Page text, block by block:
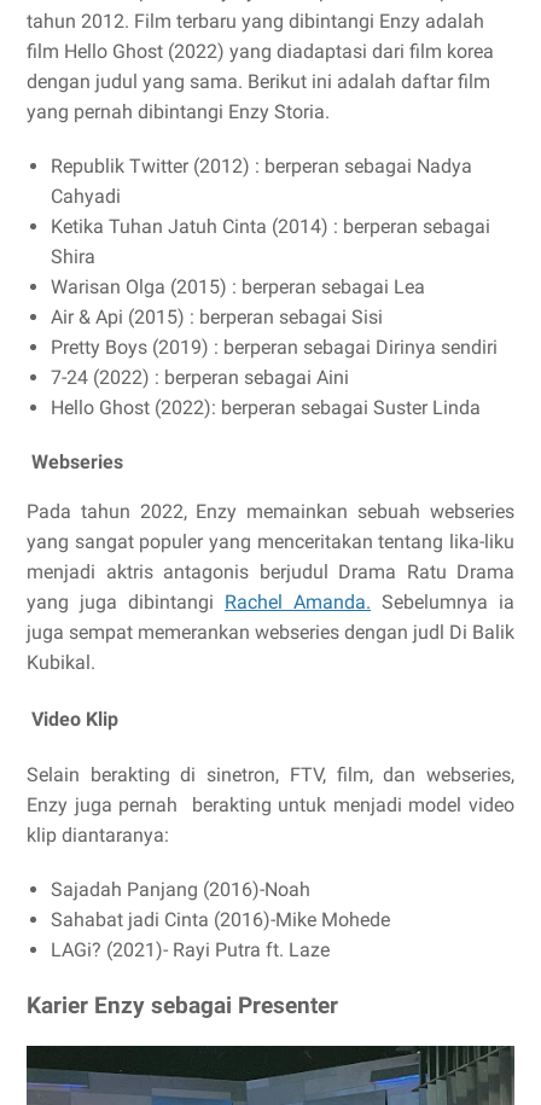
tahun 2012. Film terbaru yang dibintangi Enzy adalah
film Hello Ghost (2022) yang diadaptasi dari film korea
dengan judul yang sama. Berikut ini adalah daftar film
yang pernah dibintangi Enzy Storia.
Republik Twitter (2012) : berperan sebagai Nadya
Cahyadi
Ketika Tuhan Jatuh Cinta (2014) : berperan sebagai
Shira
Warisan Olga (2015) : berperan sebagai Lea
Air & Api (2015) : berperan sebagai Sisi
Pretty Boys (2019) : berperan sebagai Dirinya sendiri
7-24 (2022) : berperan sebagai Aini
Hello Ghost (2022): berperan sebagai Suster Linda
Webseries
Pada tahun 2022, Enzy memainkan sebuah webseries
yang sangat populer yang menceritakan tentang lika-liku
menjadi aktris antagonis berjudul Drama Ratu Drama
yang juga dibintangi Rachel Amanda. Sebelumnya ia
juga sempat memerankan webseries dengan judl Di Balik
Kubikal.
Video Klip
Selain berakting di sinetron, FTV, film, dan webseries,
Enzy juga pernah
berakting untuk menjadi model video
klip diantaranya:
Sajadah Panjang (2016)-Noah
Sahabat jadi Cinta (2016)-Mike Mohede
LAGi? (2021)- Rayi Putra ft. Laze
Karier Enzy sebagai Presenter